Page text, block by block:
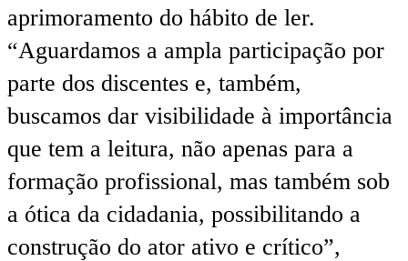
aprimoramento do hábito de ler.
“Aguardamos a ampla participação por
parte dos discentes e, também,
buscamos dar visibilidade à importância
que tem a leitura, não apenas para a
formação profissional, mas também sob
a ótica da cidadania, possibilitando a
construção do ator ativo e crítico”,